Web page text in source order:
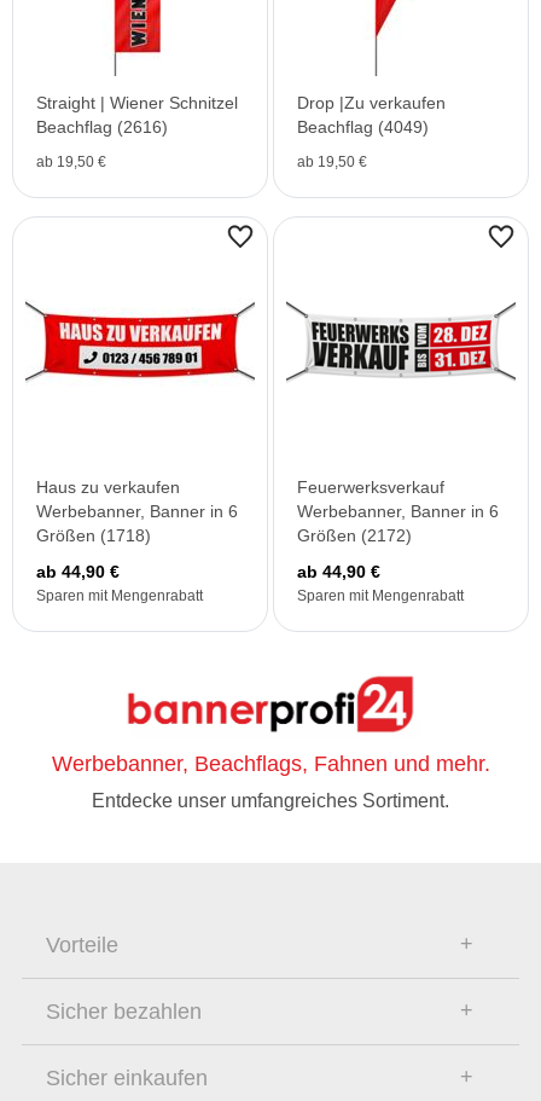
Straight | Wiener Schnitzel
Beachflag (2616)
ab 19,50 €
Drop |Zu verkaufen
Beachflag (4049)
ab 19,50 €
Haus zu verkaufen
Werbebanner, Banner in 6
Größen (1718)
ab 44,90 €
Sparen mit Mengenrabatt
Feuerwerksverkauf
Werbebanner, Banner in 6
Größen (2172)
ab 44,90 €
Sparen mit Mengenrabatt
Werbebanner, Beachflags, Fahnen und mehr.
Entdecke unser umfangreiches Sortiment.
Vorteile
Sicher bezahlen
Sicher einkaufen